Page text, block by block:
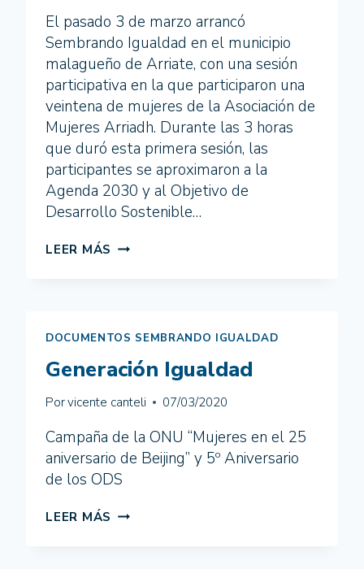
El pasado 3 de marzo arrancó
Sembrando Igualdad en el municipio
malagueño de Arriate, con una sesión
participativa en la que participaron una
veintena de mujeres de la Asociación de
Mujeres Arriadh. Durante las 3 horas
que duró esta primera sesión, las
participantes se aproximaron a la
Agenda 2030 y al Objetivo de
Desarrollo Sostenible…
LEER MÁS EL
EN
DOCUMENTOS SEMBRANDO IGUALDAD
Generación Igualdad
Porvicente canteli 07/03/2020
Campaña de la ONU “Mujeres en el 25
aniversario de Beijing” y 5º Aniversario
de los ODS
LEER MÁS GENERACIÓN